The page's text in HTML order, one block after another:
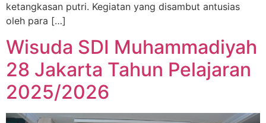
ketangkasan putri. Kegiatan yang disambut antusias
oleh para […]
Wisuda SDI Muhammadiyah
28 Jakarta Tahun Pelajaran
2025/2026